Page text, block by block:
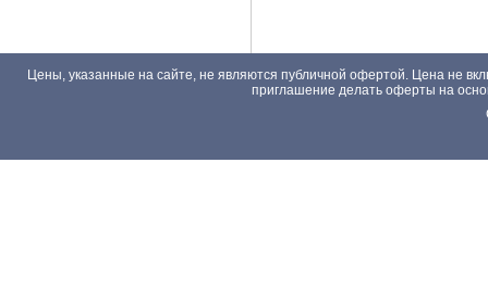
Цены, указанные на сайте, не являются публичной офертой. Цена не
приглашение делать оферты на